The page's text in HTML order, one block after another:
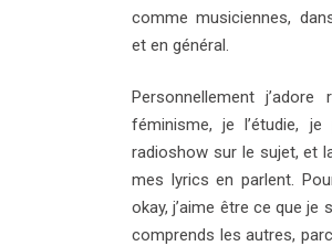
comme musiciennes,
et en général.
Personnellement j’adore
féminisme, je l’étudie, je
radioshow sur le sujet, et
mes lyrics en parlent.
okay, j’aime être ce que je
comprends les autres,